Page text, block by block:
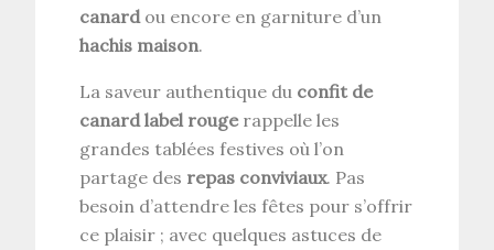
canard ou encore en garniture d’un
hachis maison.
La saveur authentique du confit de
canard label rougerappelle les
grandes tablées festives où l’on
partage des repas conviviaux. Pas
besoin d’attendre les fêtes pour s’offrir
ce plaisir ; avec quelques astuces de